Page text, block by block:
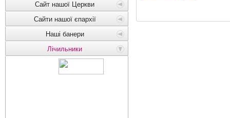
Сайт нашої Церкви
Сайти нашої єпархії
Наші банери
Лічильники